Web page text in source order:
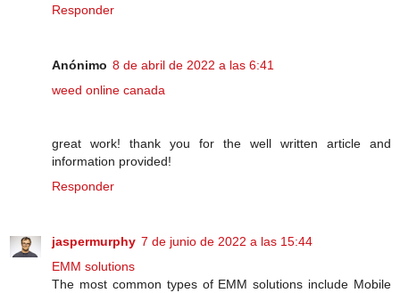
Responder
Anónimo 8 de abril de 2022 a las 6:41
weed online canada
great work! thank you for the well written article and
information provided!
Responder
jaspermurphy 7 de junio de 2022 a las 15:44
EMM solutions
The most common types of EMM solutions include Mobile